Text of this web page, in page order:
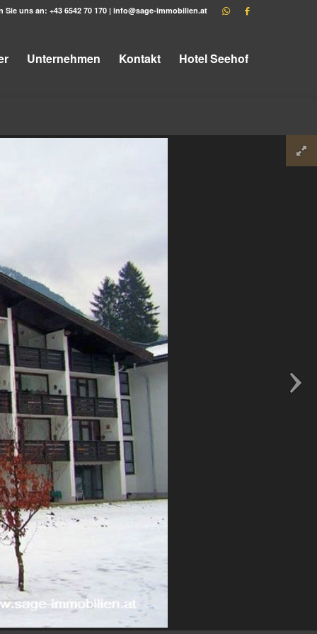
Sie uns an: +43 6542 70 170 | info@sage-immobilien.at
Unternehmen Kontakt Hotel Seehof